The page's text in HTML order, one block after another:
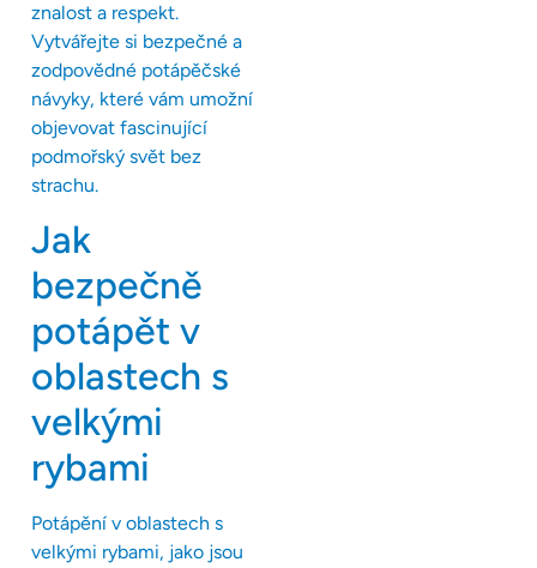
znalost a respekt.
Vytvářejte si bezpečné a
zodpovědné potápěčské
návyky, které vám umožní
objevovat fascinující
podmořský svět bez
strachu.
Jak
bezpečně
potápět v
oblastech s
velkými
rybami
Potápění v oblastech s
velkými rybami, jako jsou